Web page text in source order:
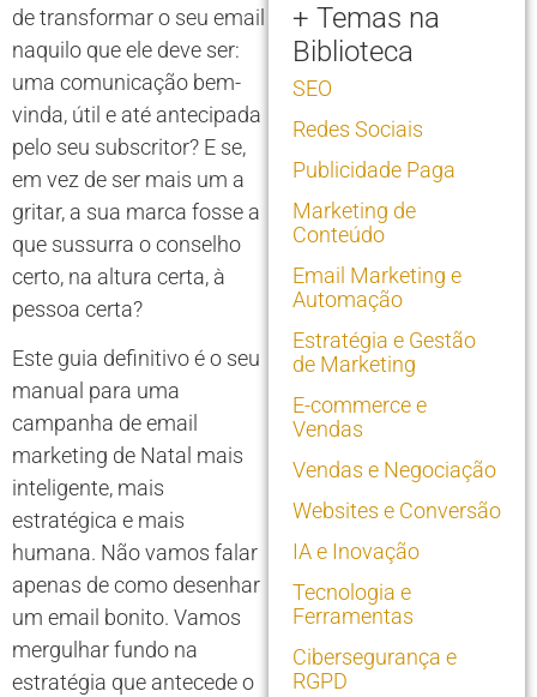
de transformar o seu email
naquilo que ele deve ser:
uma comunicação bem-
vinda, útil e até antecipada
pelo seu subscritor? E se,
em vez de ser mais um a
gritar, a sua marca fosse a
que sussurra o conselho
certo, na altura certa, à
pessoa certa?
Este guia definitivo é o seu
manual para uma
campanha de email
marketing de Natal mais
inteligente, mais
estratégica e mais
humana. Não vamos falar
apenas de como desenhar
um email bonito. Vamos
mergulhar fundo na
estratégia que antecede o
+ Temas na
Biblioteca
SEO
Redes Sociais
Publicidade Paga
Marketing de
Conteúdo
Email Marketing e
Automação
Estratégia e Gestão
de Marketing
E-commerce e
Vendas
Vendas e Negociação
Websites e Conversão
IA e Inovação
Tecnologia e
Ferramentas
Cibersegurança e
RGPD